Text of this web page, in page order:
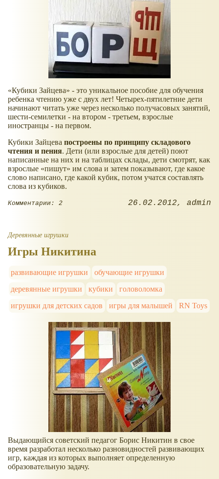
Кубики Зайцева
- это уникальное пособие для обучения
ребенка чтению уже с двух лет! Четырех-пятилетние дети
начинают читать уже через несколько получасовых занятий,
шести-семилетки - на втором - третьем, взрослые
иностранцы - на первом.
Кубики Зайцева построены по принципу складового
чтения и пения. Дети (или взрослые для детей) поют
написанные на них и на таблицах склады, дети смотрят, как
взрослые
пишут
им слова и затем показывают, где какое
слово написано, где какой кубик, потом учатся составлять
слова из кубиков.
Комментарии: 2 26.02.2012 admin
Деревянные игрушки
Игры Никитина
развивающие игрушки
обучающие игрушки
деревянные игрушки
кубики
головоломка
игрушки для детских садов
игры для малышей RN Toys
Выдающийся советский педагог Борис Никитин в свое
время разработал несколько разновидностей развивающих
игр, каждая из которых выполняет определенную
образовательную задачу.